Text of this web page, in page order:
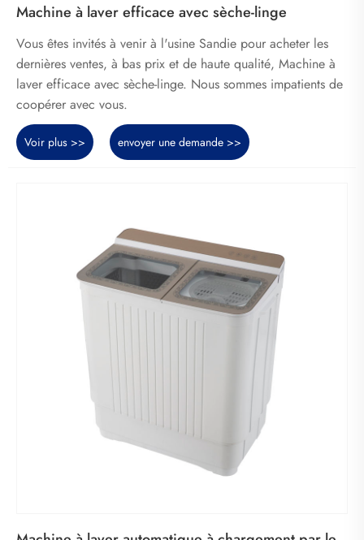
Machine à laver efficace avec sèche-linge
Vous êtes invités à venir à l'usine Sandie pour acheter les
dernières ventes, à bas prix et de haute qualité, Machine à
laver efficace avec sèche-linge. Nous sommes impatients de
coopérer avec vous.
Voir plus >> envoyer une demande >>